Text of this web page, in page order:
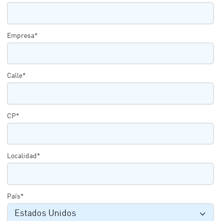
Empresa*
Calle*
CP*
Localidad*
País*